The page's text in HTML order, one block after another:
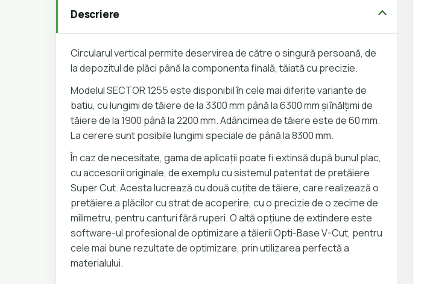
Descriere
Circularul vertical permite deservirea de către o singură persoană, de
la depozitul de plăci până la componenta finală, tăiată cu precizie.
Modelul SECTOR 1255 este disponibil în cele mai diferite variante de
batiu, cu lungimi de tăiere de la 3300 mm până la 6300 mm și înălțimi de
tăiere de la 1900 până la 2200 mm. Adâncimea de tăiere este de 60 mm.
La cerere sunt posibile lungimi speciale de până la 8300 mm.
În caz de necesitate, gama de aplicații poate fi extinsă după bunul plac,
cu accesorii originale, de exemplu cu sistemul patentat de pretăiere
Super Cut. Acesta lucrează cu două cuțite de tăiere, care realizează o
pretăiere a plăcilor cu strat de acoperire, cu o precizie de o zecime de
milimetru, pentru canturi fără ruperi. O altă opțiune de extindere este
software-ul profesional de optimizare a tăierii Opti-Base V-Cut, pentru
cele mai bune rezultate de optimizare, prin utilizarea perfectă a
materialului.